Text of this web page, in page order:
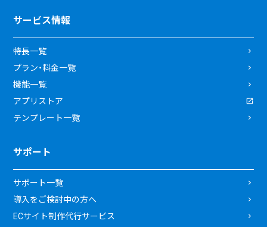
サービス情報
特長一覧
プラン・料金一覧
機能一覧
アプリストア
テンプレート一覧
サポート
サポート一覧
導入をご検討中の方へ
ECサイト制作代行サービス